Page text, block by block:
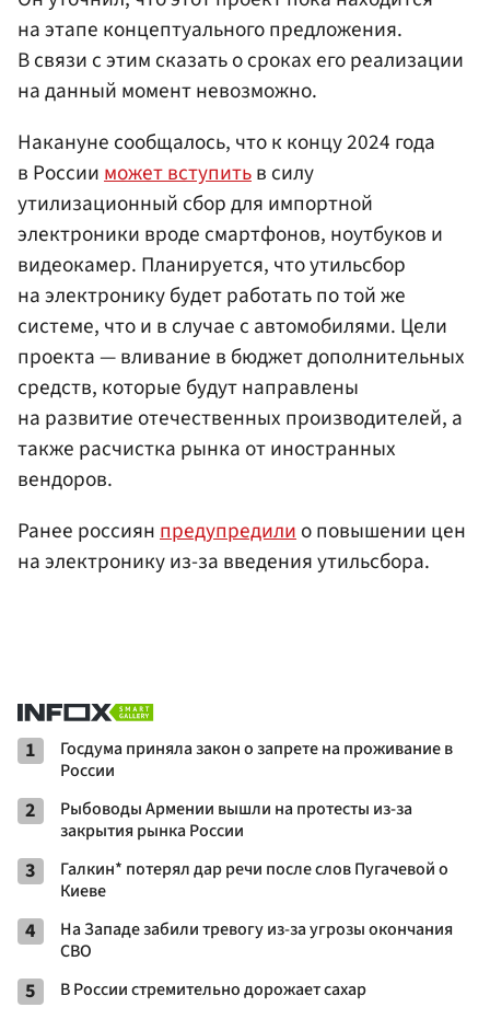
на этапе концептуального предложения.
В связи с этим сказать о сроках его реализации
на данный момент невозможно.
Накануне сообщалось, что к концу 2024 года
в Россииможет вступитьв силу
утилизационный сбор для импортной
электроники вроде смартфонов, ноутбуков и
видеокамер. Планируется, что утильсбор
на электронику будет работать по той же
системе, что и в случае с автомобилями. Цели
проекта — вливание в бюджет дополнительных
средств, которые будут направлены
на развитие отечественных производителей, а
также расчистка рынка от иностранных
вендоров.
Ранее россиянпредупредилио повышении цен
на электронику из-за введения утильсбора.
1
Госдума приняла закон о запрете на проживание в
России
2
Рыбоводы Армении вышли на протесты из-за
закрытия рынка России
3
Галкин* потерял дар речи после слов Пугачевой о
Киеве
4
На Западе забили тревогу из-за угрозы окончания
СВО
5 В России стремительно дорожает сахар